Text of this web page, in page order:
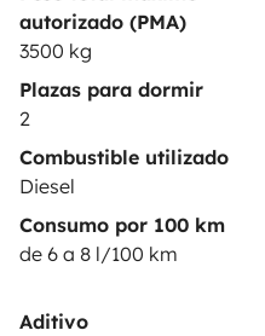
autorizado (PMA)
3500 kg
Plazas para dormir
2
Combustible utilizado
Diesel
Consumo por 100 km
de 6 a 8 l/100 km
Aditivo
Ayuda propietario
Medios de pago seguros
Descargar en